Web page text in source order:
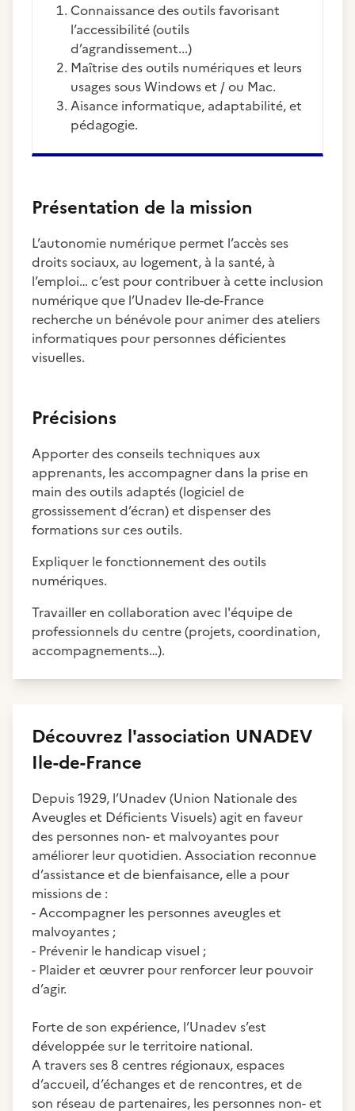
Connaissance des outils favorisant
l’accessibilité (outils
d’agrandissement...)
Maîtrise des outils numériques et leurs
usages sous Windows et / ou Mac.
Aisance informatique, adaptabilité, et
pédagogie.
Présentation de la mission
L’autonomie numérique permet l’accès ses
droits sociaux, au logement, à la santé, à
l’emploi… c’est pour contribuer à cette inclusion
numérique que l’Unadev Ile-de-France
recherche un bénévole pour animer des ateliers
informatiques pour personnes déficientes
visuelles.
Précisions
Apporter des conseils techniques aux
apprenants, les accompagner dans la prise en
main des outils adaptés (logiciel de
grossissement d’écran) et dispenser des
formations sur ces outils.
Expliquer le fonctionnement des outils
numériques.
Travailler en collaboration avec l'équipe de
professionnels du centre (projets, coordination,
accompagnements…).
Découvrez l'association UNADEV
Ile-de-France
Depuis 1929, l’Unadev (Union Nationale des
Aveugles et Déficients Visuels) agit en faveur
des personnes non- et malvoyantes pour
améliorer leur quotidien. Association reconnue
d’assistance et de bienfaisance, elle a pour
missions de :
- Accompagner les personnes aveugles et
malvoyantes ;
- Prévenir le handicap visuel ;
- Plaider et œuvrer pour renforcer leur pouvoir
d’agir.
Forte de son expérience, l’Unadev s’est
développée sur le territoire national.
A travers ses 8 centres régionaux, espaces
d’accueil, d’échanges et de rencontres, et de
son réseau de partenaires, les personnes non- et